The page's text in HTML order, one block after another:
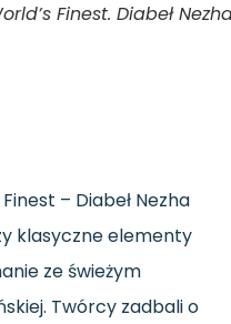
Finest. Diabeł
– Diabeł Nezha
klasyczne elementy
ze świeżym
Twórcy zadbali o